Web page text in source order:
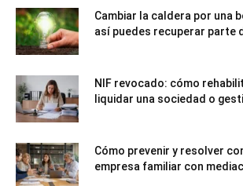
Cambiar la caldera por una
así puedes recuperar parte
NIF revocado: cómo
liquidar una sociedad o
Cómo prevenir y resolver
empresa familiar con